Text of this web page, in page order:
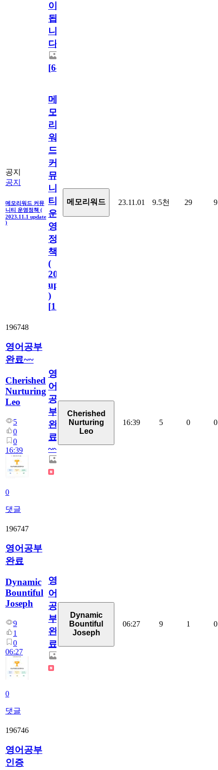
이
됩
니
다.
[64
공지
공지
메모리워드 커뮤
니티 운영정책 (
2023.11.1 update
)
메
모
리
워
드
커
뮤
니
티
운
영
정
책
(
2023.11.1
update
)
[110
메모리워드 23.11.01 9.5천 29 9
196748
영어공부
완료~~
Cherished
Nurturing
Leo
5
0
0
16:39
0
댓글
영
어
공
부
완
료
~~
Cherished
Nurturing
Leo
16:39 5 0 0
196747
영어공부
완료
Dynamic
Bountiful
Joseph
9
1
0
06:27
0
댓글
영
어
공
부
완
료
Dynamic
Bountiful
Joseph
06:27 9 1 0
196746
영어공부
인증